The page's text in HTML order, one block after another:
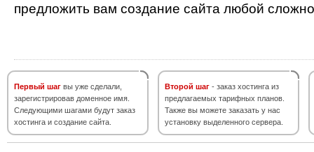
предложить вам создание сайта любой
Первый шаг вы уже сделали,
зарегистрировав доменное имя.
Следующими шагами будут заказ
хостинга и создание сайта.
Второй шаг - заказ хостинга из
предлагаемых тарифных планов.
Также вы можете заказать у нас
установку выделенного сервера.